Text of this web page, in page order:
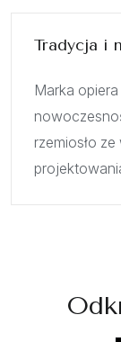
Tradycja i
Marka
rzemiosło